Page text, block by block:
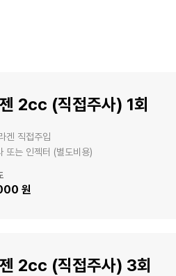
2cc (직접주사) 1회
겐 직접주입
또는 인젝터 (별도비용)
원
2cc (직접주사) 3회